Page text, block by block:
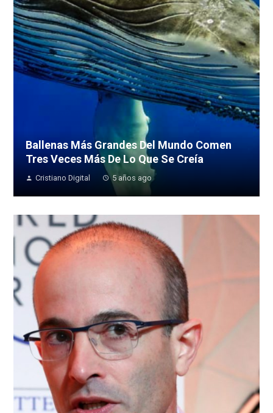
Ballenas Más Grandes Del Mundo Comen
Tres Veces Más De Lo Que Se Creía
Cristiano Digital 5 años ago